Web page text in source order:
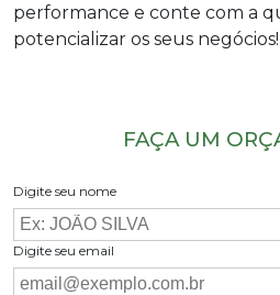
performance e conte com a
potencializar os seus negócios!
FAÇA UM
Digite seu nome
Digite seu email